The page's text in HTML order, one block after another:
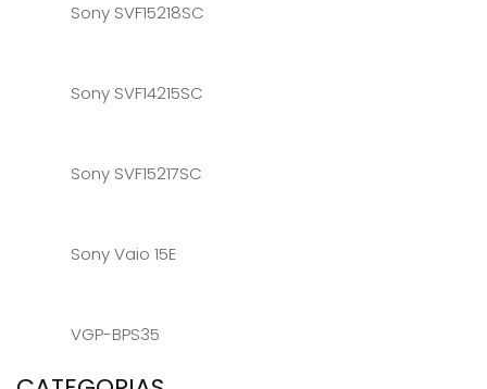
Sony SVF15218SC
Sony SVF14215SC
Sony SVF15217SC
Sony Vaio 15E
VGP-BPS35